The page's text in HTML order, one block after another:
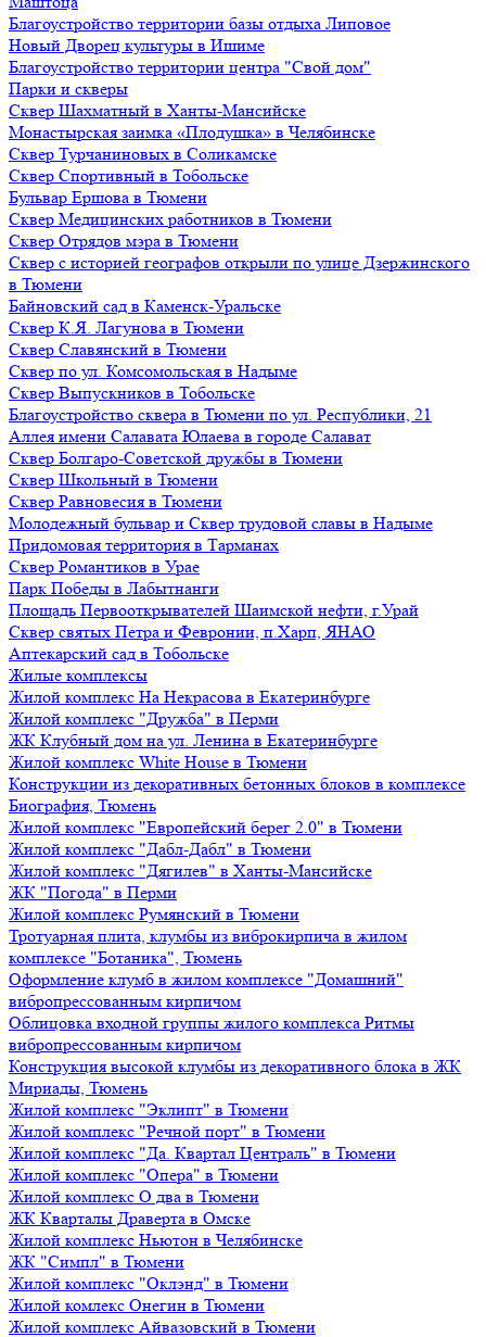
Благоустройство территории базы отдыха Липовое
Нoвый Двoрeц культуры в Ишимe
Благоустройство территории центра "Свой дом"
Парки и скверы
Сквер Шахматный в Ханты-Мансийске
Монастырская заимка «Плодушка» в Челябинске
Сквер Турчаниновых в Соликамске
Сквер Спортивный в Тобольске
Бульвар Ершова в Тюмени
Сквер Медицинских работников в Тюмени
Сквер Отрядов мэра в Тюмени
Сквер с историей географов открыли по улице Дзержинского
в Тюмени
Байновский сад в Каменск-Уральске
Сквер К.Я. Лагунова в Тюмени
Сквер Славянский в Тюмени
Сквер по ул. Комсомольская в Надыме
Сквер Выпускников в Тобольске
Благоустройство сквера в Тюмени по ул. Республики, 21
Аллея имени Салавата Юлаева в городе Салават
Сквер Болгаро-Советской дружбы в Тюмени
Сквер Школьный в Тюмени
Сквер Равновесия в Тюмени
Молодежный бульвар и Сквер трудовой славы в Надыме
Придомовая территория в Тарманах
Сквер Романтиков в Урае
Парк Победы в Лабытнанги
Площадь Первооткрывателей Шаимской нефти, г.Урай
Сквер святых Петра и Февронии, п.Харп, ЯНАО
Аптекарский сад в Тобольске
Жилые комплексы
Жилой комплекс На Некрасова в Екатеринбурге
Жилой комплекс "Дружба" в Перми
ЖК Клубный дом на ул. Ленина в Екатеринбурге
Жилой комплекс White House в Тюмени
Конструкции из декоративных бетонных блоков в комплексе
Биография, Тюмень
Жилой комплекс "Европейский берег 2.0" в Тюмени
Жилой комплекс "Дабл-Дабл" в Тюмени
Жилой комплекс "Дягилев" в Ханты-Мансийске
ЖК "Погода" в Перми
Жилой комплекс Румянский в Тюмени
Тротуарная плита, клумбы из виброкирпича в жилом
комплексе "Ботаника", Тюмень
Оформление клумб в жилом комплексе "Домашний"
вибропрессованным кирпичом
Облицовка входной группы жилого комплекса Ритмы
вибропрессованным кирпичом
Конструкция высокой клумбы из декоративного блока в ЖК
Мириады, Тюмень
Жилой комплекс "Эклипт" в Тюмени
Жилой комплекс "Речной порт" в Тюмени
Жилой комплекс "Да. Квартал Централь" в Тюмени
Жилой комплекс "Опера" в Тюмени
Жилой комплекс О два в Тюмени
ЖК Кварталы Драверта в Омске
Жилой комплекс Ньютон в Челябинске
ЖК "Симпл" в Тюмени
Жилой комплекс "Оклэнд" в Тюмени
Жилой комлекс Онегин в Тюмени
Жилой комплекс Айвазовский в Тюмени